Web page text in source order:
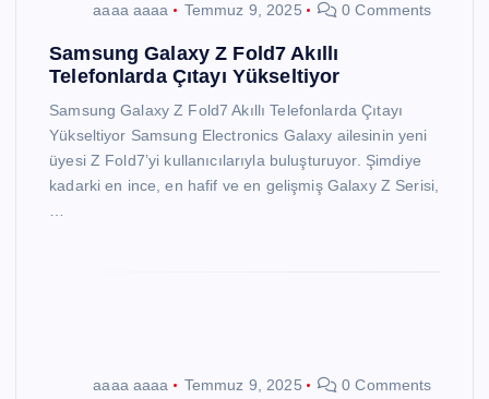
aaaa aaaa Temmuz 9, 2025 0 Comments
Samsung Galaxy Z Fold7 Akıllı
Telefonlarda Çıtayı Yükseltiyor
Samsung Galaxy Z Fold7 Akıllı Telefonlarda Çıtayı
Yükseltiyor Samsung Electronics Galaxy ailesinin yeni
üyesi Z Fold7’yi kullanıcılarıyla buluşturuyor. Şimdiye
kadarki en ince, en hafif ve en gelişmiş Galaxy Z Serisi,
aaaa aaaa Temmuz 9, 2025 0 Comments